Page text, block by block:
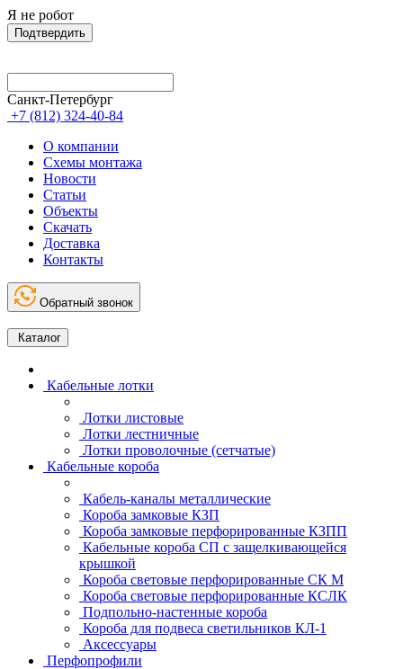
Я не робот
Подтвердить
Санкт-Петербург
+7 (812) 324-40-84
О компании
Схемы монтажа
Новости
Статьи
Объекты
Скачать
Доставка
Контакты
Обратный звонок
Каталог
Кабельные лотки
Лотки листовые
Лотки лестничные
Лотки проволочные (сетчатые)
Кабельные короба
Кабель-каналы металлические
Короба замковые КЗП
Короба замковые перфорированные КЗПП
Кабельные короба СП с защелкивающейся
крышкой
Короба световые перфорированные СК М
Короба световые перфорированные КСЛК
Подпольно-настенные короба
Короба для подвеса светильников КЛ-1
Аксессуары
Перфопрофили